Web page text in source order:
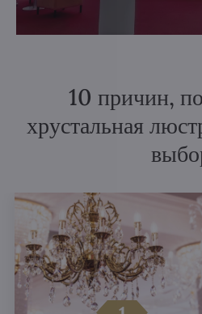
10 причин,
хрустальная